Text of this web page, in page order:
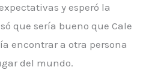
y esperó la
que sería bueno que Cale
encontrar a otra persona
del mundo.